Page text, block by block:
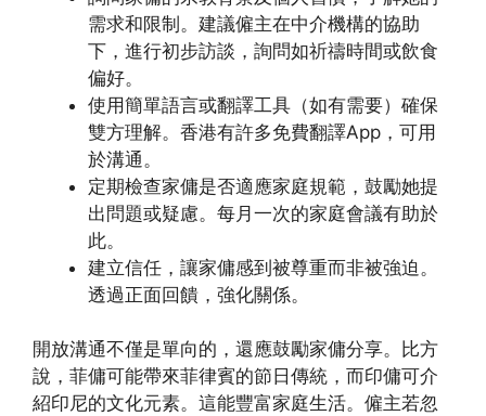
需求和限制。建議僱主在中介機構的協助
下，進行初步訪談，詢問如祈禱時間或飲食
偏好。
使用簡單語言或翻譯工具（如有需要）確保
雙方理解。香港有許多免費翻譯App，可用
於溝通。
定期檢查家傭是否適應家庭規範，鼓勵她提
出問題或疑慮。每月一次的家庭會議有助於
此。
建立信任，讓家傭感到被尊重而非被強迫。
透過正面回饋，強化關係。
開放溝通不僅是單向的，還應鼓勵家傭分享。比方
說，菲傭可能帶來菲律賓的節日傳統，而印傭可介
紹印尼的文化元素。這能豐富家庭生活。僱主若忽